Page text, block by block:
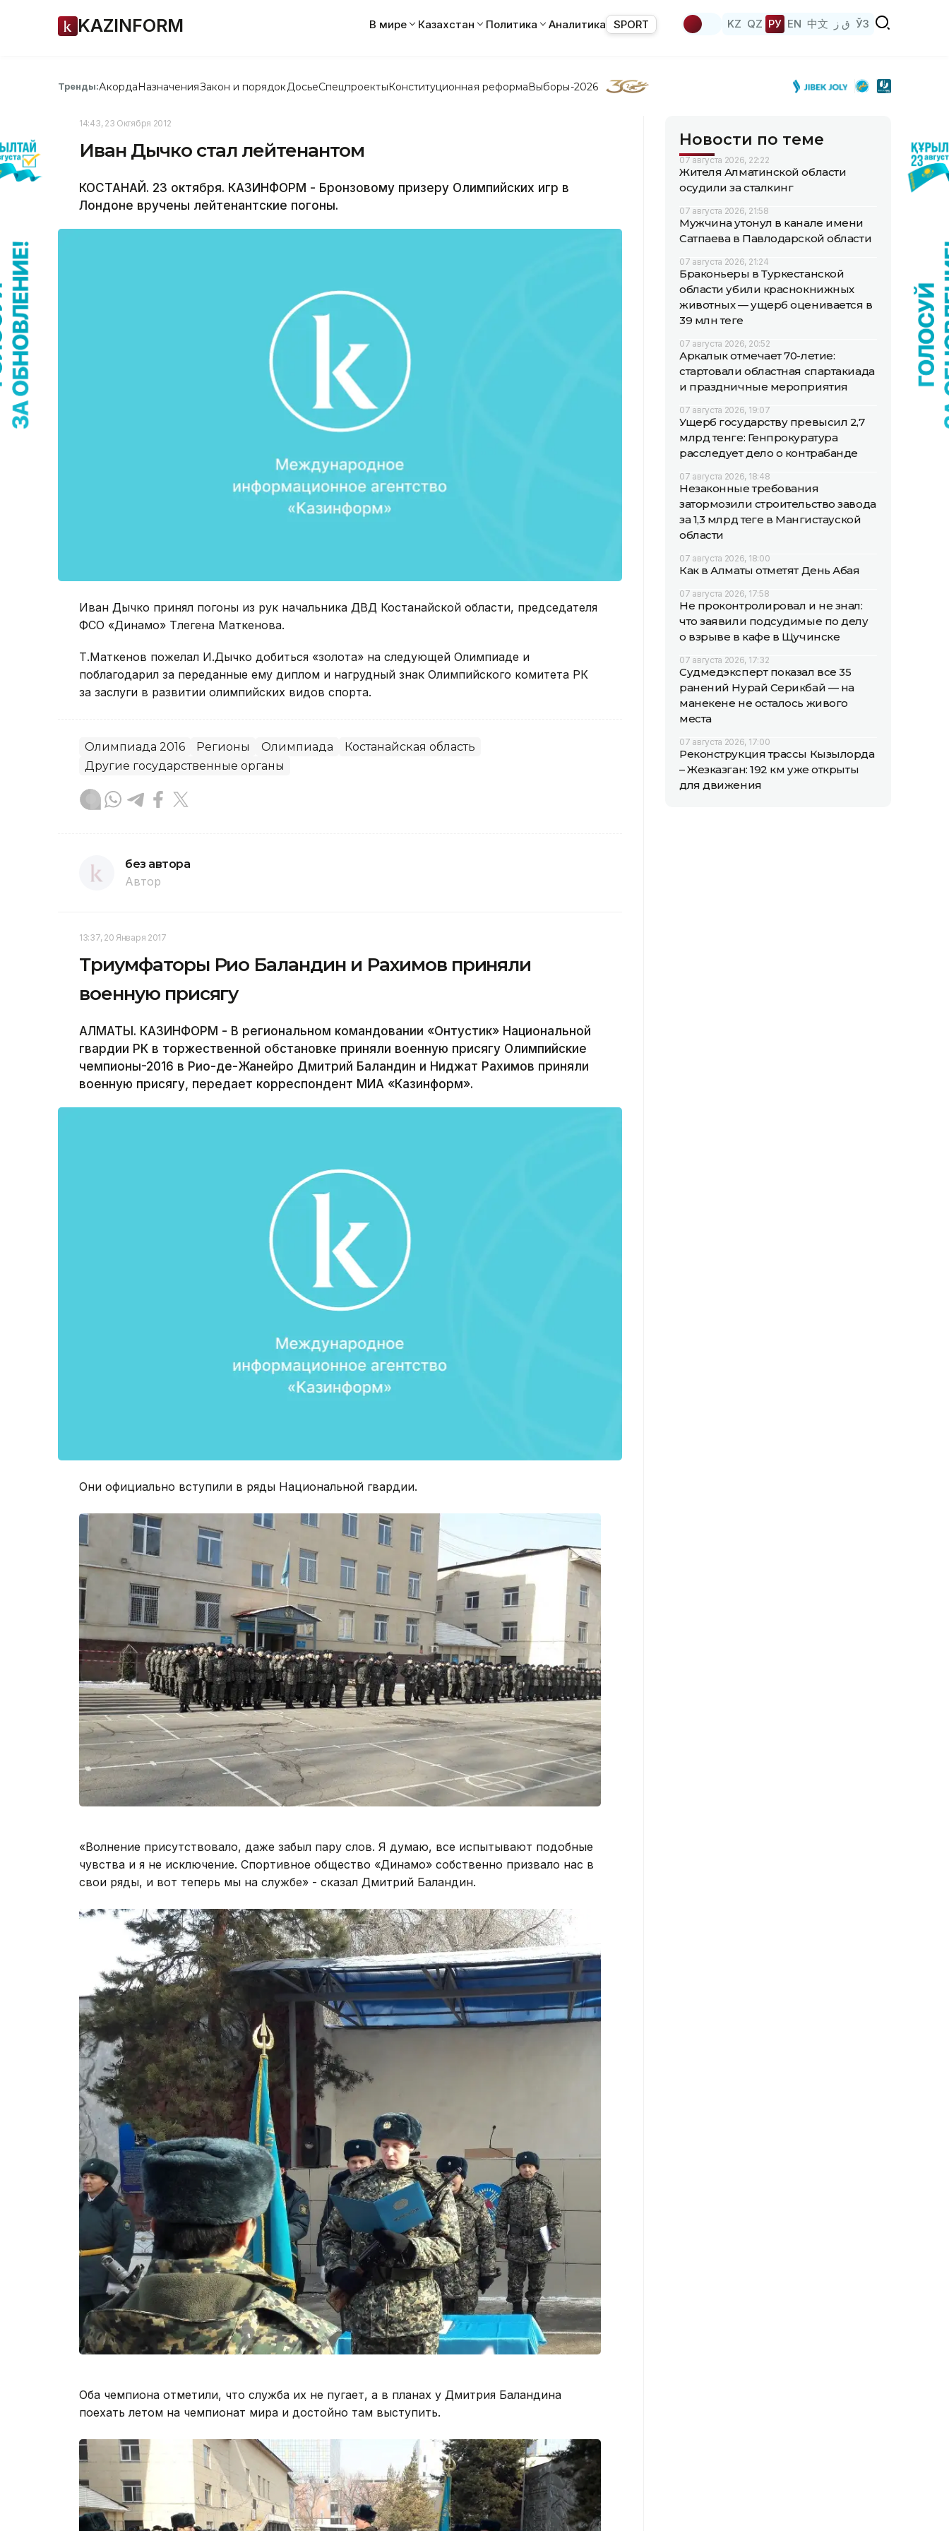
KAZINFORM В мире Казахстан Политика Аналитика SPORT KZ QZ РУ EN 中文 ق ز ЎЗ
Тренды:АкордаНазначенияЗакон и порядок ДосьеСпецпроектыКонституционная реформаВыборы-2026
14:43, 23 Октября 2012
Иван Дычко стал лейтенантом
КОСТАНАЙ. 23 октября. КАЗИНФОРМ - Бронзовому призеру Олимпийских игр в
Лондоне вручены лейтенантские погоны.
Иван Дычко принял погоны из рук начальника ДВД Костанайской области, председателя
ФСО «Динамо» Тлегена Маткенова.
Т.Маткенов пожелал И.Дычко добиться «золота» на следующей Олимпиаде и
поблагодарил за переданные ему диплом и нагрудный знак Олимпийского комитета РК
за заслуги в развитии олимпийских видов спорта.
Олимпиада 2016 Регионы Олимпиада
Костанайская область
Другие государственные органы
без автора
Автор
13:37, 20 Января 2017
Триумфаторы Рио Баландин и Рахимов приняли
военную присягу
АЛМАТЫ. КАЗИНФОРМ - В региональном командовании «Онтустик» Национальной
гвардии РК в торжественной обстановке приняли военную присягу Олимпийские
чемпионы-2016 в Рио-де-Жанейро Дмитрий Баландин и Ниджат Рахимов приняли
военную присягу, передает корреспондент МИА «Казинформ».
Они официально вступили в ряды Национальной гвардии.
«Волнение присутствовало, даже забыл пару слов. Я думаю, все испытывают подобные
чувства и я не исключение. Спортивное общество «Динамо» собственно призвало нас в
свои ряды, и вот теперь мы на службе» - сказал Дмитрий Баландин.
Оба чемпиона отметили, что служба их не пугает, а в планах у Дмитрия Баландина
поехать летом на чемпионат мира и достойно там выступить.
Новости по теме
07 августа 2026, 22:22
Жителя Алматинской области
осудили за сталкинг
07 августа 2026, 21:58
Мужчина утонул в канале имени
Сатпаева в Павлодарской области
07 августа 2026, 21:24
Браконьеры в Туркестанской
области убили краснокнижных
животных — ущерб оценивается в
39 млн теңге
07 августа 2026, 20:52
Аркалык отмечает 70-летие:
стартовали областная спартакиада
и праздничные мероприятия
07 августа 2026, 19:07
Ущерб государству превысил 2,7
млрд тенге: Генпрокуратура
расследует дело о контрабанде
07 августа 2026, 18:48
Незаконные требования
затормозили строительство завода
за 1,3 млрд теңге в Мангистауской
области
07 августа 2026, 18:00
Как в Алматы отметят День Абая
07 августа 2026, 17:58
Не проконтролировал и не знал:
что заявили подсудимые по делу
о взрыве в кафе в Щучинске
07 августа 2026, 17:32
Судмедэксперт показал все 35
ранений Нурай Серикбай — на
манекене не осталось живого
места
07 августа 2026, 17:00
Реконструкция трассы Кызылорда
– Жезказган: 192 км уже открыты
для движения